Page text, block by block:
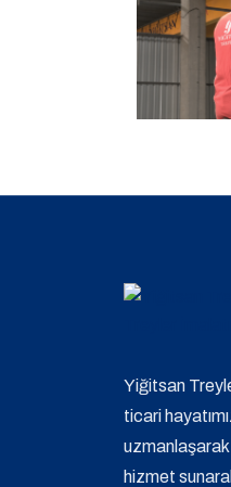
Yiğitsan
ticari
hizmet